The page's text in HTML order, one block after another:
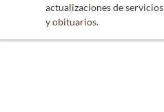
actualizaciones de servicios
y obituarios.